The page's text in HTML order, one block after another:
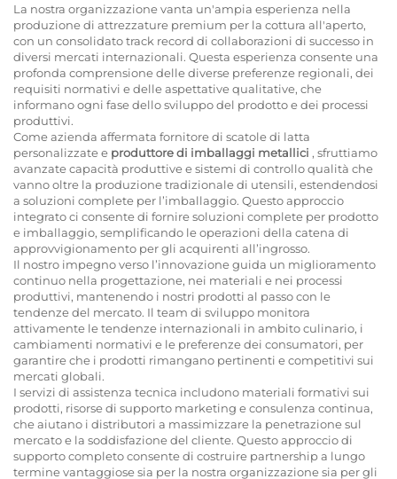
La nostra organizzazione vanta un'ampia esperienza nella
produzione di attrezzature premium per la cottura all'aperto,
con un consolidato track record di collaborazioni di successo in
diversi mercati internazionali. Questa esperienza consente una
profonda comprensione delle diverse preferenze regionali, dei
requisiti normativi e delle aspettative qualitative, che
informano ogni fase dello sviluppo del prodotto e dei processi
produttivi.
Come azienda affermata fornitore di scatole di latta
personalizzatee produttore di imballaggi metallici , sfruttiamo
avanzate capacità produttive e sistemi di controllo qualità che
vanno oltre la produzione tradizionale di utensili, estendendosi
a soluzioni complete per l’imballaggio. Questo approccio
integrato ci consente di fornire soluzioni complete per prodotto
e imballaggio, semplificando le operazioni della catena di
approvvigionamento per gli acquirenti all’ingrosso.
Il nostro impegno verso l’innovazione guida un miglioramento
continuo nella progettazione, nei materiali e nei processi
produttivi, mantenendo i nostri prodotti al passo con le
tendenze del mercato. Il team di sviluppo monitora
attivamente le tendenze internazionali in ambito culinario, i
cambiamenti normativi e le preferenze dei consumatori, per
garantire che i prodotti rimangano pertinenti e competitivi sui
mercati globali.
I servizi di assistenza tecnica includono materiali formativi sui
prodotti, risorse di supporto marketing e consulenza continua,
che aiutano i distributori a massimizzare la penetrazione sul
mercato e la soddisfazione del cliente. Questo approccio di
supporto completo consente di costruire partnership a lungo
termine vantaggiose sia per la nostra organizzazione sia per gli